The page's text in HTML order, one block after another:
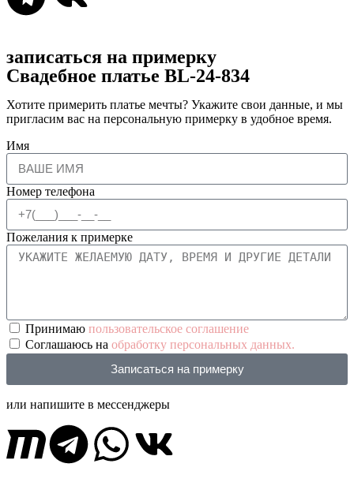
записаться на примерку
Свадебное платье BL-24-834
Хотите примерить платье мечты? Укажите свои данные, и мы
пригласим вас на персональную примерку в удобное время.
Имя
Номер телефона
Пожелания к примерке
Принимаю пользовательское соглашение
Соглашаюсь на обработку персональных данных.
Записаться на примерку
или напишите в мессенджеры